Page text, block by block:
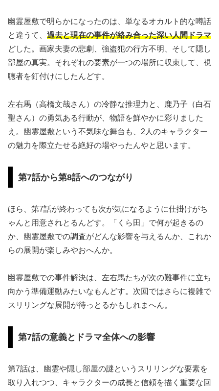
幽霊屋敷で明らかになったのは、単なるオカルト的な噂話
と違うて、 過去と現在の事件が絡み合った深い人間ドラマ
どした。画家夫妻の悲劇、強盗犯の行方不明、そして隠し
部屋の真実。それぞれの要素が一つの場所に収束して、視
聴者を釘付けにしたんどす。
左右馬（高橋文哉さん）の冷静な推理力と、鹿乃子（白石
聖さん）の勇気ある行動が、物語を鮮やかに彩りました
え。幽霊屋敷という不気味な舞台も、2人のキャラクター
の魅力を際立たせる絶好の場やったんやと思います。
第7話から第8話へのつながり
ほら、第7話が終わっても次が気になるように仕掛けがち
ゃんと用意されとるんどす。「くら田」で何が起きるの
か、幽霊屋敷での調査がどんな影響を与えるんか、これか
らの展開が楽しみやおへんか。
幽霊屋敷での事件解決は、左右馬たちが次の難事件に立ち
向かう準備運動みたいなもんどす。次回ではさらに複雑で
スリリングな展開が待っとるかもしれまへん。
第7話の意義とドラマ全体への影響
第7話は、幽霊や隠し部屋の謎というスリリングな要素を
取り入れつつ、キャラクターの成長と信頼を描く重要な回